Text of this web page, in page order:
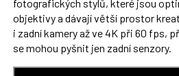
fotografických stylů, které jsou
objektivy a dávají větší prostor
i zadní kamery až ve 4K při 60 fps,
se mohou pyšnit jen zadní senzory.